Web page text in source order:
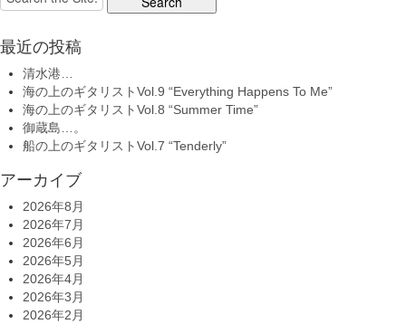
for:
最近の投稿
清水港…
海の上のギタリストVol.9 “Everything Happens To Me”
海の上のギタリストVol.8 “Summer Time”
御蔵島…。
船の上のギタリストVol.7 “Tenderly”
アーカイブ
2026年8月
2026年7月
2026年6月
2026年5月
2026年4月
2026年3月
2026年2月